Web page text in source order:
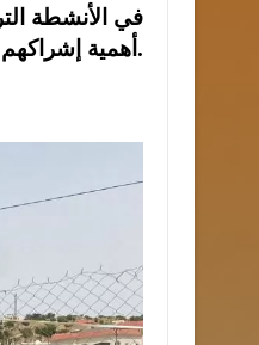
في الأنشطة
أهمية إشراكهم ورعايتهم ودمجهم في المجتمع باعتبارهم جزءاً أساسياً منه.